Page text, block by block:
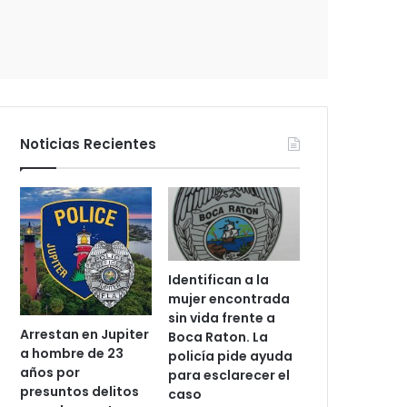
i
o
Noticias Recientes
Arrestan en Jupiter
a hombre de 23
años por
presuntos delitos
Identifican a la
mujer encontrada
sin vida frente a
Boca Raton. La
policía pide ayuda
para esclarecer el
caso